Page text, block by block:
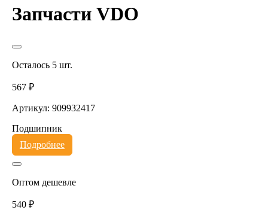
Запчасти VDO
Осталось 5 шт.
567 ₽
Артикул: 909932417
Подшипник
Подробнее
Оптом дешевле
540 ₽